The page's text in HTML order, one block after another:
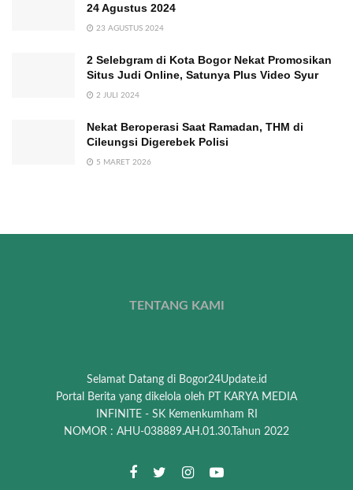
24 Agustus 2024
23 AGUSTUS 2024
2 Selebgram di Kota Bogor Nekat Promosikan
Situs Judi Online, Satunya Plus Video Syur
2 JULI 2024
Nekat Beroperasi Saat Ramadan, THM di
Cileungsi Digerebek Polisi
5 MARET 2026
TENTANG KAMI
Selamat Datang di Bogor24Update.id
Portal Berita yang dikelola oleh PT KARYA MEDIA
INFINITE - SK Kemenkumham RI
NOMOR : AHU-038889.AH.01.30.Tahun 2022